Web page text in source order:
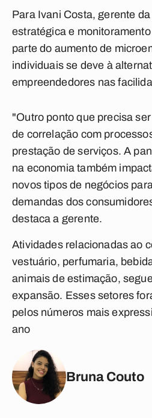
Para Ivani Costa, gerente
estratégica e
parte do aumento de
individuais se deve à
empreendedores nas
"Outro ponto que precisa
de correlação com
prestação de serviços. A
na economia também
novos tipos de negócios
demandas dos
destaca a gerente.
Atividades relacionadas ao
vestuário, perfumaria,
animais de estimação,
expansão. Esses setores
pelos números mais
ano
Bruna Couto